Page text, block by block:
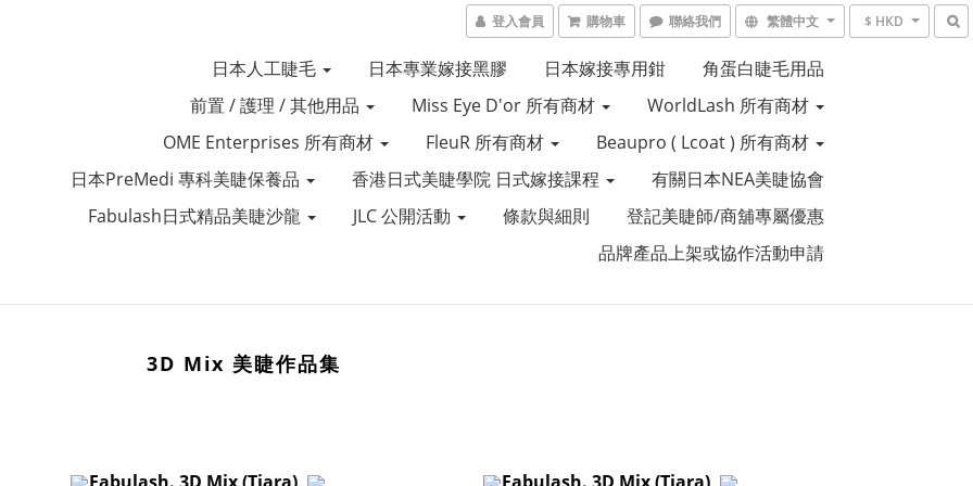
登入會員 購物車 聯絡我們 繁體中文 $ HKD
日本人工睫毛 日本專業嫁接黑膠 日本嫁接專用鉗
角蛋白睫毛用品
前置 / 護理 / 其他用品
Miss Eye D'or 所有商材
WorldLash 所有商材
OME Enterprises 所有商材
FleuR 所有商材
Beaupro ( Lcoat ) 所有商材
日本PreMedi 專科美睫保養品
香港日式美睫學院 日式嫁接課程
有關日本NEA美睫協會
Fabulash日式精品美睫沙龍
JLC 公開活動 條款與細則
登記美睫師/商舖專屬優惠
品牌產品上架或協作活動申請
3D Mix 美睫作品集​